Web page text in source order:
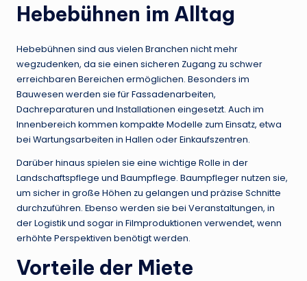
Hebebühnen im Alltag
Hebebühnen sind aus vielen Branchen nicht mehr
wegzudenken, da sie einen sicheren Zugang zu schwer
erreichbaren Bereichen ermöglichen. Besonders im
Bauwesen werden sie für Fassadenarbeiten,
Dachreparaturen und Installationen eingesetzt. Auch im
Innenbereich kommen kompakte Modelle zum Einsatz, etwa
bei Wartungsarbeiten in Hallen oder Einkaufszentren.
Darüber hinaus spielen sie eine wichtige Rolle in der
Landschaftspflege und Baumpflege. Baumpfleger nutzen sie,
um sicher in große Höhen zu gelangen und präzise Schnitte
durchzuführen. Ebenso werden sie bei Veranstaltungen, in
der Logistik und sogar in Filmproduktionen verwendet, wenn
erhöhte Perspektiven benötigt werden.
Vorteile der Miete